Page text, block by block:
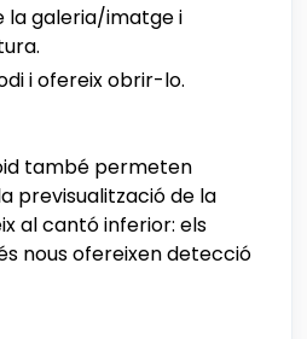
la galeria/imatge i
i ofereix obrir-lo.
també permeten
previsualització de la
al cantó inferior: els
nous ofereixen detecció